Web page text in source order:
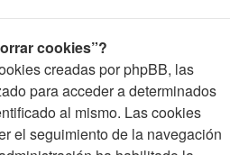
cookies”?
creadas por phpBB, las
para acceder a determinados
al mismo. Las cookies
el seguimiento de la navegación